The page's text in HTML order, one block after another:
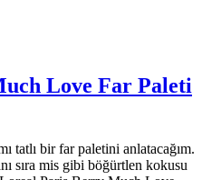
Love Far Paleti
tatlı bir far paletini anlatacağım.
sıra mis gibi böğürtlen kokusu